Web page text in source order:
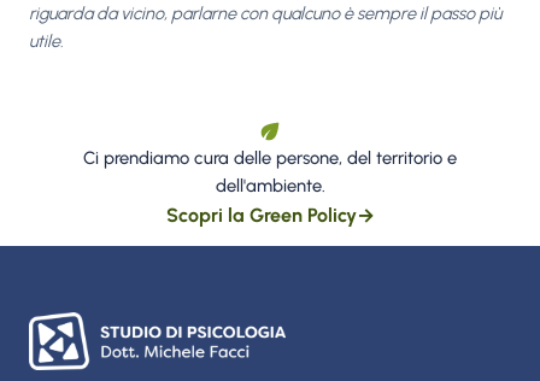
riguarda da vicino, parlarne con qualcuno è sempre il passo più
utile.
Ci prendiamo cura delle persone, del territorio e
dell'ambiente.
Scopri la Green Policy→